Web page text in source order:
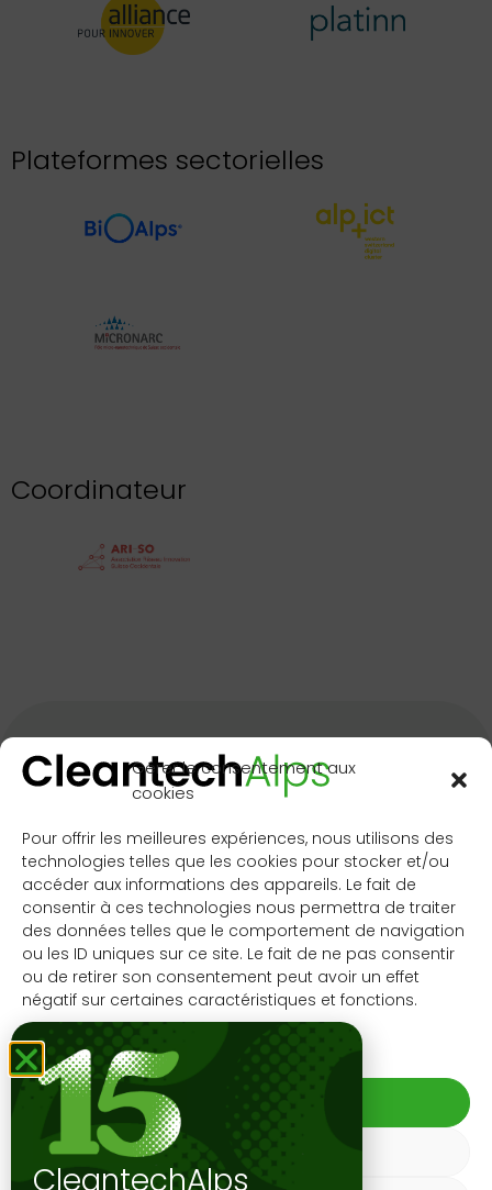
Gérer le consentement aux
cookies
Pour offrir les meilleures expériences, nous utilisons des
technologies telles que les cookies pour stocker et/ou
accéder aux informations des appareils. Le fait de
consentir à ces technologies nous permettra de traiter
des données telles que le comportement de navigation
ou les ID uniques sur ce site. Le fait de ne pas consentir
ou de retirer son consentement peut avoir un effet
négatif sur certaines caractéristiques et fonctions.
Gérer les services
Plateformes sectorielles
Coordinateur
CleantechAlps
c/o CimArk
SA
Rue de
l’Industrie 23
CH-1950 Sion
+41 58 332 21
info@cleantech-
alps.com
Contact
Kit de
communication
Sitemap
S'INSCRIRE À LA
NEWSLETTER
CleantechAlps